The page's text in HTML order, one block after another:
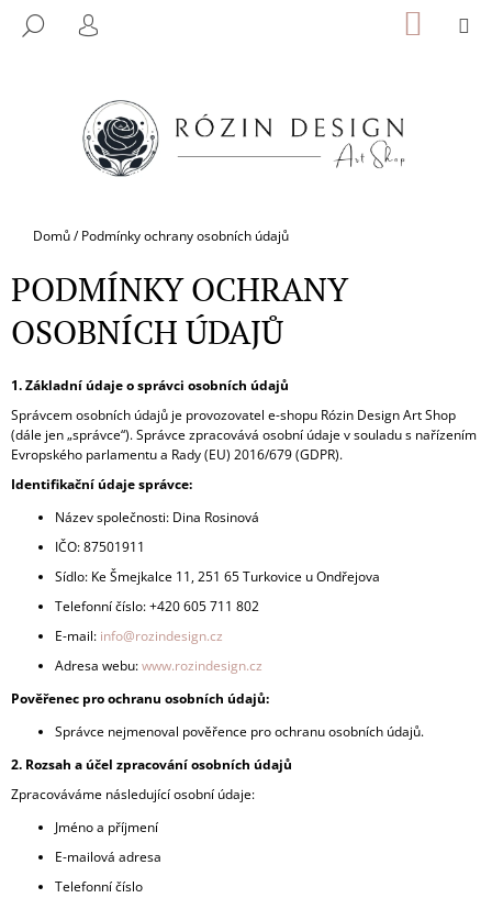
HLEDAT
PŘIHLÁŠENÍ KOŠÍK
Domů/ Podmínky ochrany osobních údajů
PODMÍNKY OCHRANY
OSOBNÍCH ÚDAJŮ
1. Základní údaje o správci osobních údajů
Správcem osobních údajů je provozovatel e-shopu Rózin Design Art Shop
(dále jen „správce“). Správce zpracovává osobní údaje v souladu s nařízením
Evropského parlamentu a Rady (EU) 2016/679 (GDPR).
Identifikační údaje správce:
Název společnosti: Dina Rosinová
IČO: 87501911
Sídlo: Ke Šmejkalce 11, 251 65 Turkovice u Ondřejova
Telefonní číslo: +420 605 711 802
E-mail: info@rozindesign.cz
Adresa webu:www.rozindesign.cz
Pověřenec pro ochranu osobních údajů:
Správce nejmenoval pověřence pro ochranu osobních údajů.
2. Rozsah a účel zpracování osobních údajů
Zpracováváme následující osobní údaje:
Jméno a příjmení
E-mailová adresa
Telefonní číslo
T
E
B
U
J
E
T
E
N
A